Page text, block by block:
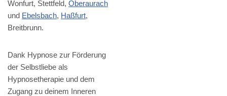
Wonfurt, Stettfeld, Oberaurach
und Ebelsbach, Haßfurt,
Breitbrunn.
Dank Hypnose zur Förderung
der Selbstliebe als
Hypnosetherapie und dem
Zugang zu deinem Inneren